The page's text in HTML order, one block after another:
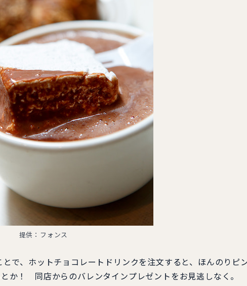
提供：フォンス
で、ホットチョコレートドリンクを注文すると、ほんのりピ
か！ 同店からのバレンタインプレゼントをお見逃しなく。